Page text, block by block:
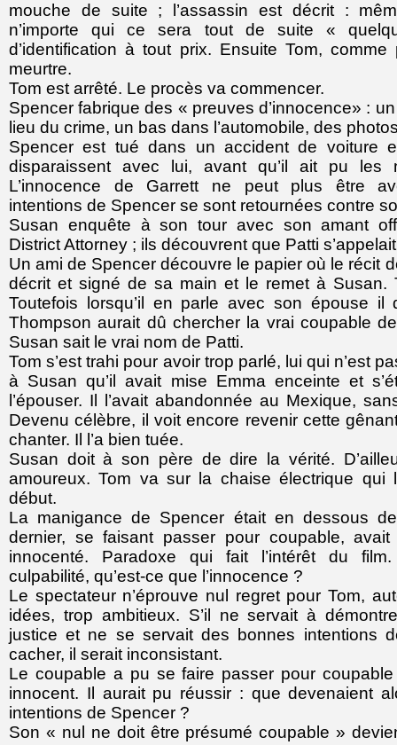
mouche de suite ; l’assassin est décrit :
n’importe qui ce sera tout de suite «
d’identification à tout prix. Ensuite Tom, comme
meurtre.
Tom est arrêté. Le procès va commencer.
Spencer fabrique des « preuves d’innocence» :
lieu du crime, un bas dans l’automobile, des
Spencer est tué dans un accident de voiture
disparaissent avec lui, avant qu’il ait pu les
L’innocence de Garrett ne peut plus être
intentions de Spencer se sont retournées contre
Susan enquête à son tour avec son amant
District Attorney ; ils découvrent que Patti
Un ami de Spencer découvre le papier où le récit
décrit et signé de sa main et le remet à Susan.
Toutefois lorsqu’il en parle avec son épouse il
Thompson aurait dû chercher la vrai coupable
Susan sait le vrai nom de Patti.
Tom s’est trahi pour avoir trop parlé, lui qui n’est
à Susan qu’il avait mise Emma enceinte et
l’épouser. Il l’avait abandonnée au Mexique,
Devenu célèbre, il voit encore revenir cette
chanter. Il l’a bien tuée.
Susan doit à son père de dire la vérité.
amoureux. Tom va sur la chaise électrique qui
début.
La manigance de Spencer était en dessous
dernier, se faisant passer pour coupable, avait
innocenté. Paradoxe qui fait l’intérêt du
culpabilité, qu’est-ce que l’innocence ?
Le spectateur n’éprouve nul regret pour Tom,
idées, trop ambitieux. S’il ne servait à
justice et ne se servait des bonnes intentions
cacher, il serait inconsistant.
Le coupable a pu se faire passer pour coupable
innocent. Il aurait pu réussir : que devenaient
intentions de Spencer ?
Son « nul ne doit être présumé coupable »